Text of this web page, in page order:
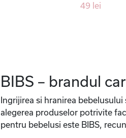
49 lei
BIBS – brandul
Ingrijirea si hranirea
alegerea produselor potrivite
pentru bebelusi este BIBS,